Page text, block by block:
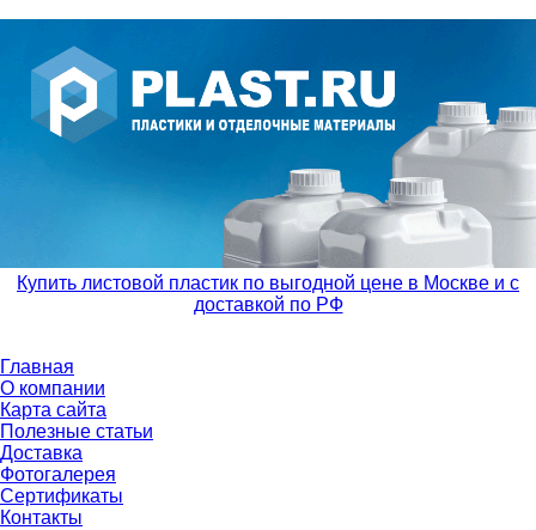
Купить листовой пластик по выгодной цене в Москве и с
доставкой по РФ
Главная
О компании
Карта сайта
Полезные статьи
Доставка
Фотогалерея
Сертификаты
Контакты